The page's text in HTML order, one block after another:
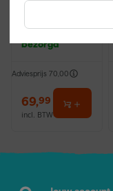
163mm hoog
Morgen
bezorgd
Adviesprijs 70,00
69,99
incl. BTW